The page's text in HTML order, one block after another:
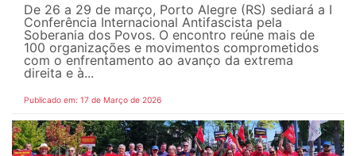
De 26 a 29 de março, Porto Alegre (RS) sediará a I
Conferência Internacional Antifascista pela
Soberania dos Povos. O encontro reúne mais de
100 organizações e movimentos comprometidos
com o enfrentamento ao avanço da extrema
direita e à...
Publicado em: 17 de Março de 2026